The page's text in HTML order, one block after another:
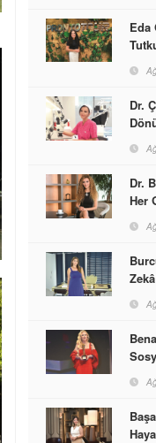
Eda
Dr.
Dr.
Her